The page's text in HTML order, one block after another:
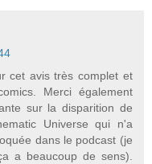
cet avis très complet et
Merci également
sur la disparition de
Universe qui n'a
dans le podcast (je
a beaucoup de sens).